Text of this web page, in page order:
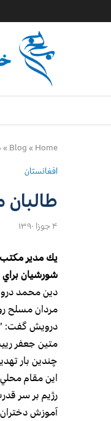
Home
»
Blog
»
افغانستان
۴ جوزا ۱۳۹۰
يك مدير
شورشيان
دين محمد
مردان مسلح
درويش گفت:
متين جعفر
چندين بار
اين مقام
آموزش